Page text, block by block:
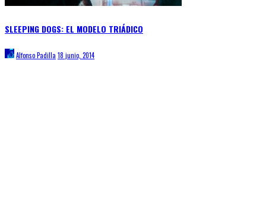
SLEEPING DOGS: EL MODELO TRIÁDICO
Alfonso Padilla 18 junio, 2014